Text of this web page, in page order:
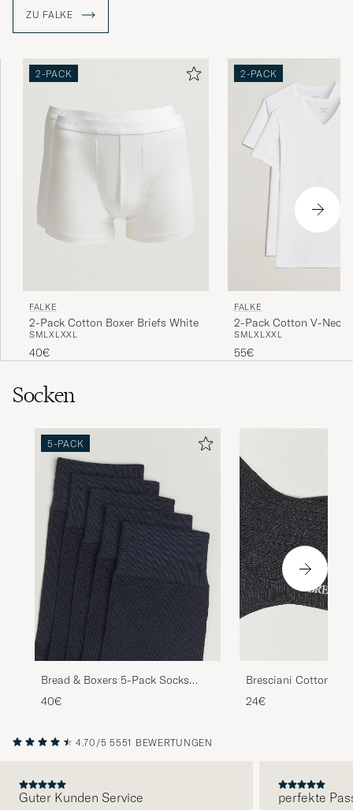
ZU FALKE
2-PACK
FALKE
2-Pack Cotton Boxer Briefs White
SMLXLXXL
40€
2-PACK
FALKE
2-Pack Cotton V-Neck
White
SMLXLXXL
55€
Socken
5-PACK
Bread & Boxers 5-Pack Socks
Dark Navy
40€
Bresciani Cotton
Grey Melange
24€
4.70/5 5551 BEWERTUNGEN
Guter Kunden Service
perfekte